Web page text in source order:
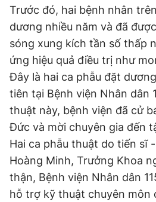
Giấy phép xuất bản số 110/GP -
© 2003-2026 Bản quyền thuộc về
chép dưới mọi hình thức nếu không
bản. Phát triển bởi ePi Technologies,
Trước đó, hai bệnh nhân
dương nhiều năm và đã
sóng xung kích tần số thấp
ứng hiệu quả điều trị như
Đây là hai ca phẫu đặt
tiên tại Bệnh viện Nhân dân
thuật này, bệnh viện đã cử
Đức và mời chuyên gia đến
Hai ca phẫu thuật do tiến sĩ
Hoàng Minh, Trưởng Khoa
thận, Bệnh viện Nhân dân
hỗ trợ kỹ thuật chuyên môn